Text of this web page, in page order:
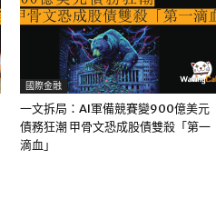
國際金融
一文拆局：AI軍備競賽變900億美元
債務狂潮 甲骨文恐成股債雙殺「第一
滴血」